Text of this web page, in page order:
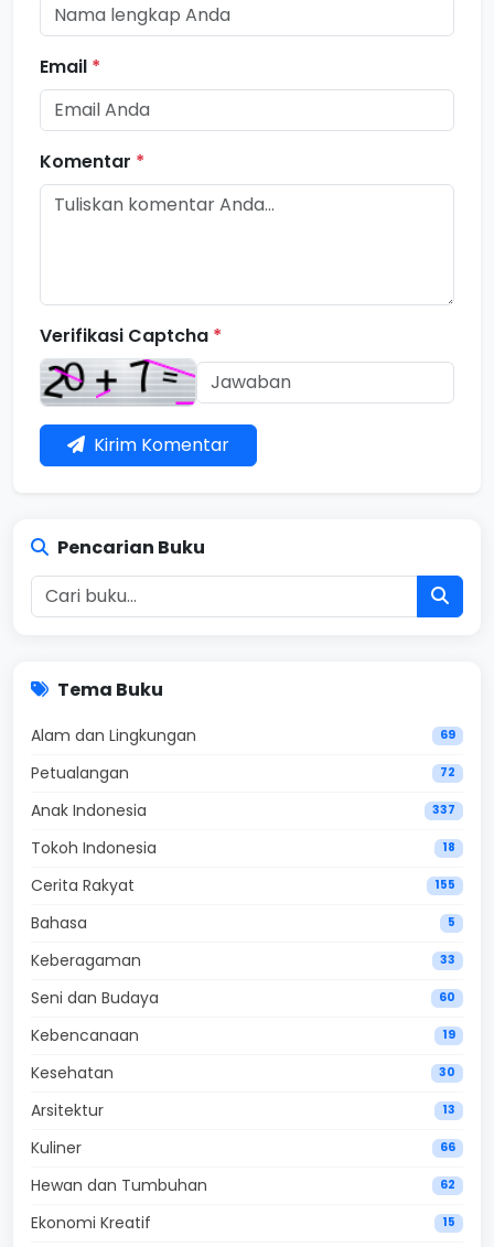
Email *
Komentar *
Verifikasi Captcha *
Kirim Komentar
Pencarian Buku
Tema Buku
Alam dan Lingkungan 69
Petualangan 72
Anak Indonesia 337
Tokoh Indonesia 18
Cerita Rakyat 155
Bahasa 5
Keberagaman 33
Seni dan Budaya 60
Kebencanaan 19
Kesehatan 30
Arsitektur 13
Kuliner 66
Hewan dan Tumbuhan 62
Ekonomi Kreatif 15